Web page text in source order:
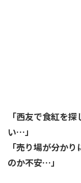
「西友で食紅を
い…」
「売り場が分か
のか不安…」